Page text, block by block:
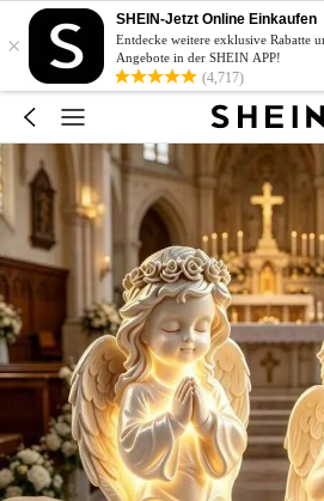
×
SHEIN-Jetzt Online Einkaufen
Entdecke weitere exklusive Rabatte
Angebote in der SHEIN APP!
(4,717)